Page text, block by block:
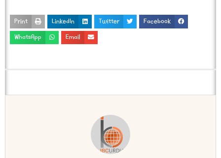
Facebook
Twitter
LinkedIn
Print
Email
WhatsApp